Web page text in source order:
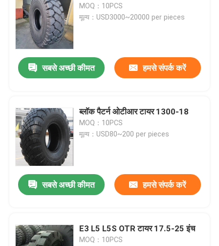
MOQ：10PCS
मूल्य：USD3000~20000 per pieces
सबसे अच्छी कीमत हमसे संपर्क करें
ब्लॉक पैटर्न ओटीआर टायर 1300-18
MOQ：10PCS
मूल्य：USD80~200 per pieces
सबसे अच्छी कीमत हमसे संपर्क करें
E3 L5 L5S OTR टायर 17.5-25 इंच
MOQ：10PCS